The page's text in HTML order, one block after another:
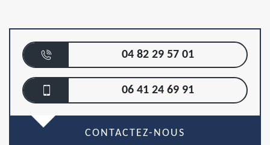
04 82 29 57 01
06 41 24 69 91
CONTACTEZ-NOUS